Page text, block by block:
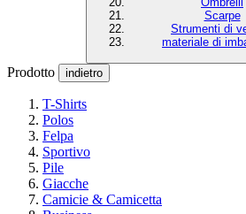
Scarpe
Strumenti di
materiale di
Prodotto indietro
T-Shirts
Polos
Felpa
Sportivo
Pile
Giacche
Camicie & Camicetta